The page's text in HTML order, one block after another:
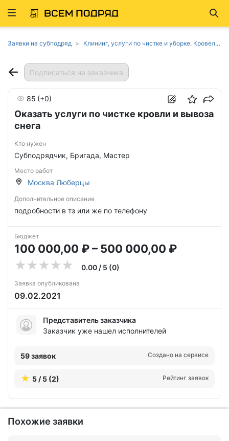
Развернуть
Заявки на субподряд Клининг, услуги по чистке и уборке, Кровельные работы, Транспортные услуги, дорожная техника в Москве
Подписаться на заказчика
Оказать услуги по чистке кровли и вывоза
снега
85 (+0)
Кто нужен
Субподрядчик, Бригада, Мастер
Место работ
Москва Люберцы
Дополнительное описание
подробности в тз или же по телефону
Бюджет
100 000,00 ₽ – 500 000,00 ₽
0.00 / 5 (0)
Заявка опубликована
09.02.2021
Представитель заказчика
Заказчик уже нашел исполнителей
59 заявок Создано на сервисе
5 / 5 (2) Рейтинг заявок
Похожие заявки